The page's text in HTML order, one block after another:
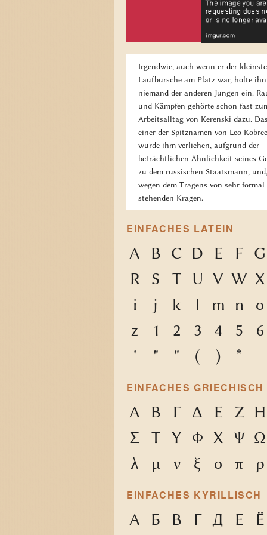
Irgendwie, auch wenn er der kleinste
Laufbursche am Platz war, holte ihn
niemand der anderen Jungen ein.
und Kämpfen gehörte schon fast
Arbeitsalltag von Kerenski dazu.
einer der Spitznamen von Leo
wurde ihm verliehen, aufgrund der
beträchtlichen Ähnlichkeit seines
zu dem russischen Staatsmann,
wegen dem Tragens von sehr formal
stehenden Kragen.
EINFACHES LATEIN
A B C D E F G
R
S T U V W X
i
j k l m n
o
z
1 2 3 4 5
6
'
" " ( ) *
EINFACHES GRIECHISCH
Α Β Γ Δ Ε Ζ Η
Σ
Τ Υ Φ Χ Ψ Ω
λ
μ ν ξ ο π ρ
EINFACHES KYRILLISCH
А Б В Г Д Е Ё